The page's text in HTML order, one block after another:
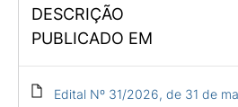
DESCRIÇÃO
PUBLICADO EM
Edital Nº 31/2026, de 31 de